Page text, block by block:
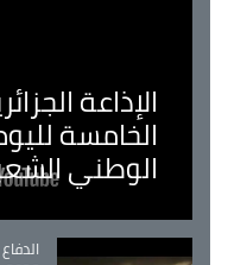
الإذاعة
الخامسة
الوطني
الدفاع